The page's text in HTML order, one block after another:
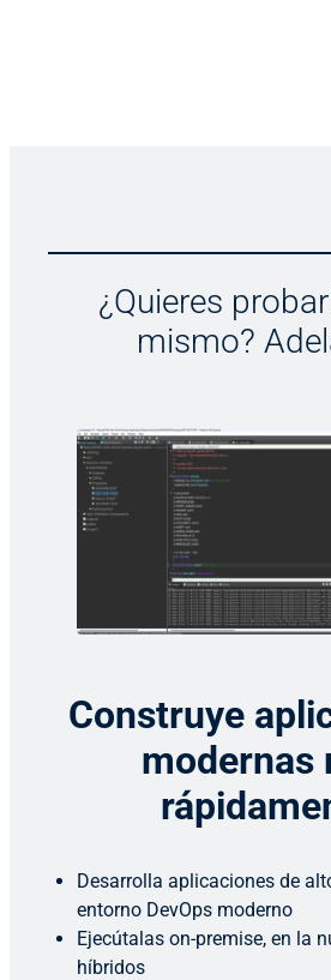
¿Quieres
mismo?
Construye
modernas
Desarrolla aplicaciones de
entorno DevOps moderno
Ejecútalas on-premise, en la
híbridos